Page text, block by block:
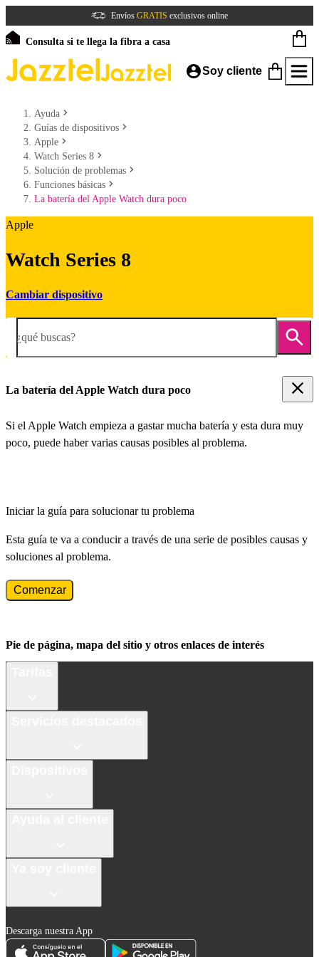
Envíos GRATIS exclusivos online
Consulta si te llega la fibra a casa
Soy cliente
Ayuda
Guías de dispositivos
Apple
Watch Series 8
Solución de problemas
Funciones básicas
La batería del Apple Watch dura poco
Apple
Watch Series 8
Cambiar dispositivo
¿qué buscas?
La batería del Apple Watch dura poco
Si el Apple Watch empieza a gastar mucha batería y esta dura muy
poco, puede haber varias causas posibles al problema.
Iniciar la guía para solucionar tu problema
Esta guía te va a conducir a través de una serie de posibles causas y
soluciones al problema.
Comenzar
Pie de página, mapa del sitio y otros enlaces de interés
Descarga nuestra App